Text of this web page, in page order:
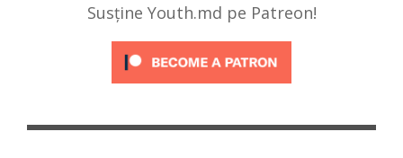
Susține Youth.md pe Patreon!